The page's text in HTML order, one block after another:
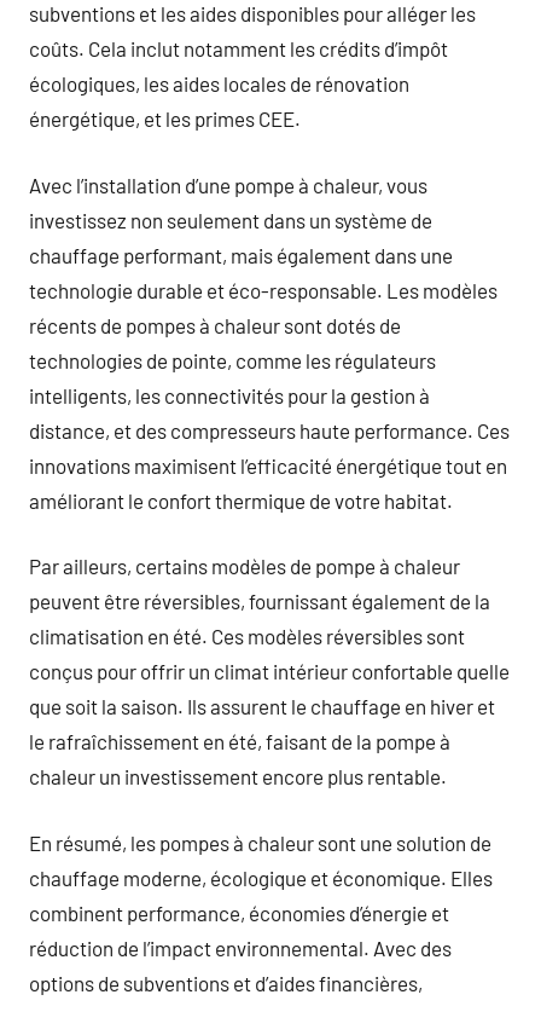
subventions et les aides disponibles pour alléger les
coûts. Cela inclut notamment les crédits d’impôt
écologiques, les aides locales de rénovation
énergétique, et les primes CEE.
Avec l’installation d’une pompe à chaleur, vous
investissez non seulement dans un système de
chauffage performant, mais également dans une
technologie durable et éco-responsable. Les modèles
récents de pompes à chaleur sont dotés de
technologies de pointe, comme les régulateurs
intelligents, les connectivités pour la gestion à
distance, et des compresseurs haute performance. Ces
innovations maximisent l’efficacité énergétique tout en
améliorant le confort thermique de votre habitat.
Par ailleurs, certains modèles de pompe à chaleur
peuvent être réversibles, fournissant également de la
climatisation en été. Ces modèles réversibles sont
conçus pour offrir un climat intérieur confortable quelle
que soit la saison. Ils assurent le chauffage en hiver et
le rafraîchissement en été, faisant de la pompe à
chaleur un investissement encore plus rentable.
En résumé, les pompes à chaleur sont une solution de
chauffage moderne, écologique et économique. Elles
combinent performance, économies d’énergie et
réduction de l’impact environnemental. Avec des
options de subventions et d’aides financières,